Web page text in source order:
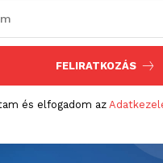
FELIRATKOZÁS
és elfogadom az